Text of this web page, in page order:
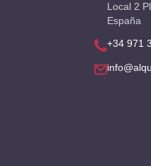
Local 2
España
+34 971